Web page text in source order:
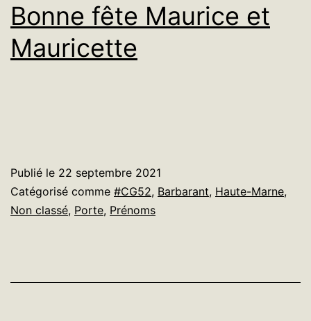
Bonne fête Maurice et
Mauricette
Publié le 22 septembre 2021
Catégorisé comme #CG52, Barbarant, Haute-Marne,
Non classé, Porte, Prénoms